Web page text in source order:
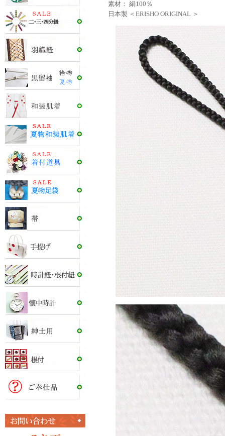
素材： 絹100％
日本製 ＜ERISHO ORIGINAL ＞